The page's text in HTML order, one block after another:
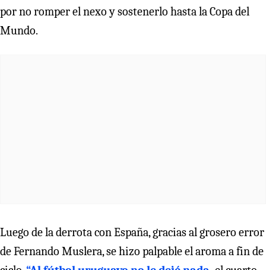
por no romper el nexo y sostenerlo hasta la Copa del
Mundo.
Luego de la derrota con España, gracias al grosero error
de Fernando Muslera, se hizo palpable el aroma a fin de